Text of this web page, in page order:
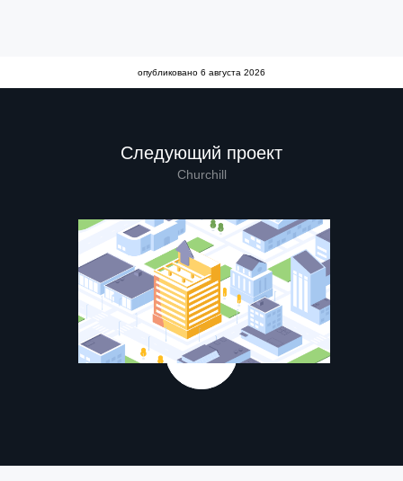
опубликовано 6 августа 2026
Churchill
Следующий проект